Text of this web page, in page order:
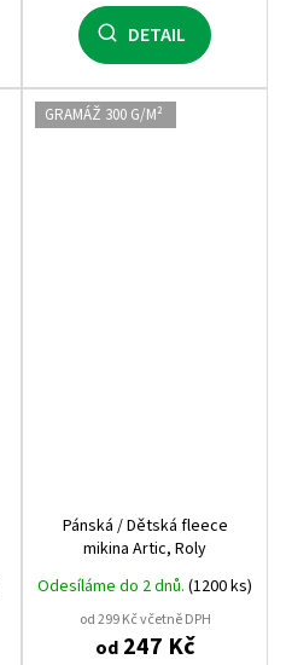
DETAIL
GRAMÁŽ 300 G/M²
Pánská / Dětská fleece
mikina Artic, Roly
Odesíláme do 2 dnů. (1200 ks)
od 299 Kč včetně DPH
od247 Kč